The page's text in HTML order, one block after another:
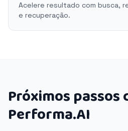
Acelere resultado com busca,
e recuperação.
Próximos passos
Performa.AI